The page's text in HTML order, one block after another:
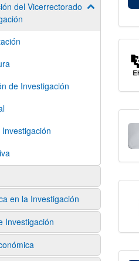
del Vicerrectorado
Mostrar/
de Investigación
Investigación
en la Investigación
Investigación